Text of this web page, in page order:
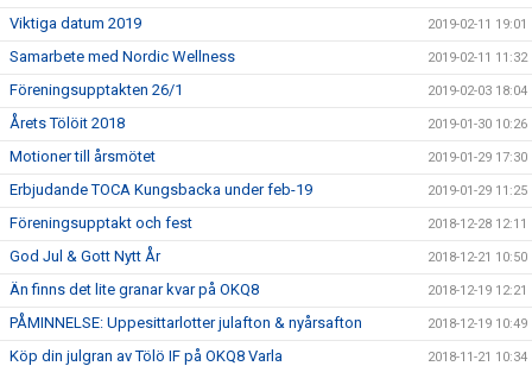
Viktiga datum 2019 2019-02-11 19:01
Samarbete med Nordic Wellness 2019-02-11 11:32
Föreningsupptakten 26/1 2019-02-03 18:04
Årets Tölöit 2018 2019-01-30 10:26
Motioner till årsmötet 2019-01-29 17:30
Erbjudande TOCA Kungsbacka under feb-19 2019-01-29 11:25
Föreningsupptakt och fest 2018-12-28 12:11
God Jul & Gott Nytt År 2018-12-21 10:50
Än finns det lite granar kvar på OKQ8 2018-12-19 12:21
PÅMINNELSE: Uppesittarlotter julafton & nyårsafton 2018-12-19 10:49
Köp din julgran av Tölö IF på OKQ8 Varla 2018-11-21 10:34